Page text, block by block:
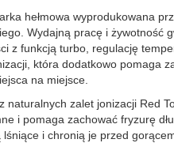
hełmowa wyprodukowana
Wydajną pracę i
z funkcją turbo, regulację
która dodatkowo pomaga
na miejsce.
naturalnych zalet jonizacji Red
i pomaga zachować fryzurę
i chronią je przed